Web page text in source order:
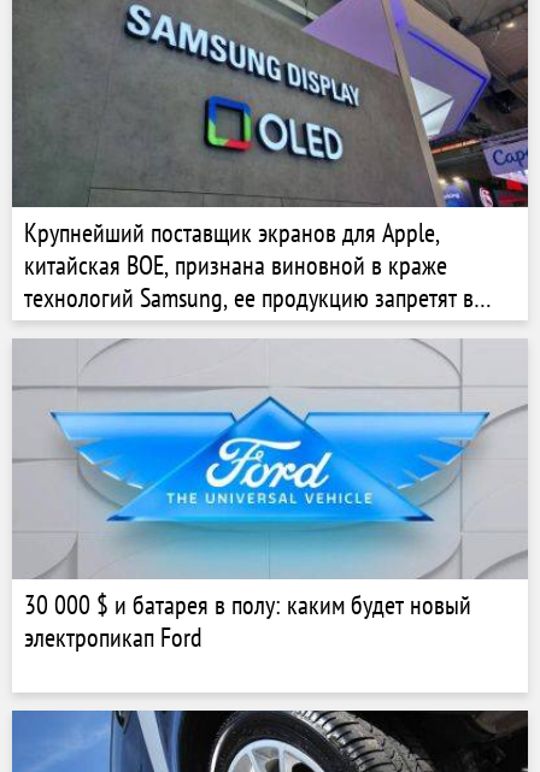
Крупнейший поставщик экранов для Apple,
китайская BOE, признана виновной в краже
технологий Samsung, ее продукцию запретят в
США
30 000 $ и батарея в полу: каким будет новый
электропикап Ford